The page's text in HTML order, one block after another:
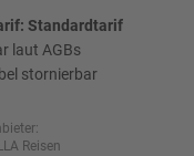
Standardtarif
laut AGBs
stornierbar
Reisen